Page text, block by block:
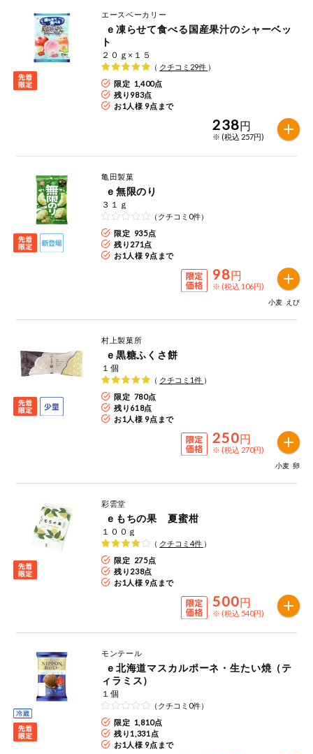
エースベーカリー
ト
２０ｇ×１５
（ クチコミ 29件 ）
限定 1,400点
残り 983点
お1人様 9点まで
238円
※ (税込 257円)
亀田製菓
ｅ無限のり
３１ｇ
（クチコミ0件）
限定 935点
残り 271点
お1人様 9点まで
98円
※ (税込 106円)
小麦 えび
村上製菓所
ｅ黒糖ふくさ餅
１個
（ クチコミ 1件 ）
限定 780点
残り 618点
お1人様 9点まで
250円
※ (税込 270円)
小麦 卵
彩雲堂
ｅもちの果 夏蜜柑
１００ｇ
（ クチコミ4件 ）
限定 275点
残り 238点
お1人様 9点まで
500円
※ (税込 540円)
モンテール
ィラミス）
１個
（クチコミ0件）
限定 1,810点
残り1,331 点
お1人様 9点まで